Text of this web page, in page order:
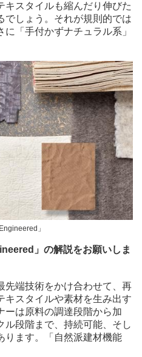
キスタイルも縮んだり伸びた
でしょう。それが規則的では
「手付かずナチュラル系」
」
」の解説をお願いしま
端技術をかけ合わせて、再
キスタイルや素材を生み出す
ーは原料の調達段階から加
ル段階まで、持続可能、そし
ります。「自然派建材機能